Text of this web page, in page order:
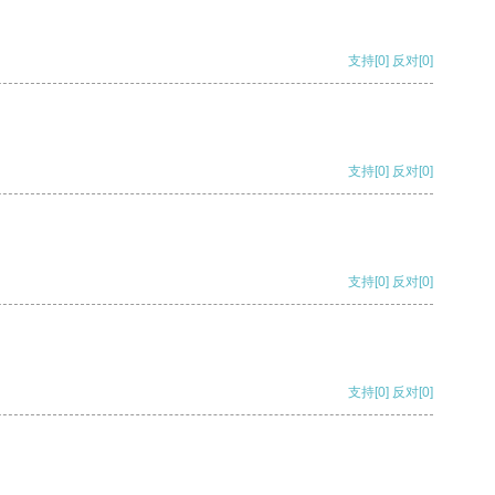
支持[0] 反对[0]
支持[0] 反对[0]
支持[0] 反对[0]
支持[0] 反对[0]